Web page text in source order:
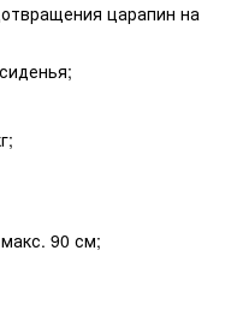
царапин на
90 см;